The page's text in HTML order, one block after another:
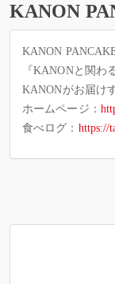
KANON
KANON
『KANONと関
KANONがお届け
ホームページ：
食べログ： https://